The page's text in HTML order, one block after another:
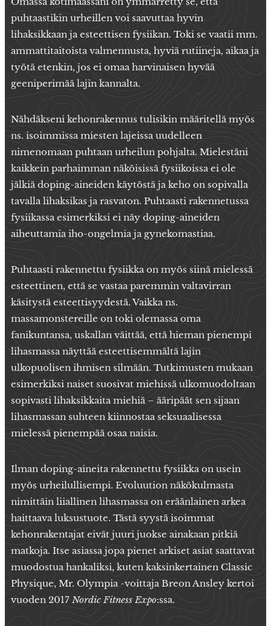
puhtaastikin urheillen voi saavuttaa hyvin
lihaksikkaan ja esteettisen fysiikan. Toki se vaatii mm.
ammattitaitoista valmennusta, hyviä rutiineja, aikaa ja
työtä etenkin, jos ei omaa harvinaisen hyvää
geeniperimää lajin kannalta.
Nähdäkseni kehonrakennus tulisikin määritellä myös
ns. isoimmissa miesten lajeissa uudelleen
nimenomaan puhtaan urheilun pohjalta. Mielestäni
kaikkein parhaimman näköisissä fysiikoissa ei ole
jälkiä doping-aineiden käytöstä ja keho on sopivalla
tavalla lihaksikas ja rasvaton. Puhtaasti rakennetussa
fysiikassa esimerkiksi ei näy doping-aineiden
aiheuttamia iho-ongelmia ja gynekomastiaa.
Puhtaasti rakennettu fysiikka on myös siinä mielessä
esteettinen, että se vastaa paremmin valtavirran
käsitystä esteettisyydestä. Vaikka ns.
massamonstereille on toki olemassa oma
fanikuntansa, uskallan väittää, että hieman pienempi
lihasmassa näyttää esteettisemmältä lajin
ulkopuolisen ihmisen silmään. Tutkimusten mukaan
esimerkiksi naiset suosivat miehissä ulkomuodoltaan
sopivasti lihaksikkaita miehiä – ääripäät sen sijaan
lihasmassan suhteen kiinnostaa seksuaalisessa
mielessä pienempää osaa naisia.
Ilman doping-aineita rakennettu fysiikka on usein
myös urheilullisempi. Evoluution näkökulmasta
nimittäin liiallinen lihasmassa on eräänlainen arkea
haittaava luksustuote. Tästä syystä isoimmat
kehonrakentajat eivät juuri juokse ainakaan pitkiä
matkoja. Itse asiassa jopa pienet arkiset asiat saattavat
muodostua hankaliksi, kuten kaksinkertainen Classic
Physique, Mr. Olympia -voittaja Breon Ansley kertoi
vuoden 2017 Nordic Fitness Expo:ssa.